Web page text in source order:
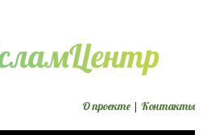
О проекте | Контакты